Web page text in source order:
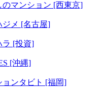
のマンション [西東京]
ジメ [名古屋]
ラ [投資]
[沖縄]
ョンタビト [福岡]